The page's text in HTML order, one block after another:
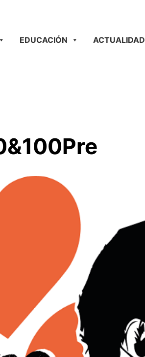
EDUCACIÓN ACTUALIDAD